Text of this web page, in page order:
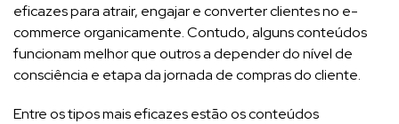
eficazes para atrair, engajar e converter clientes no e-
commerce organicamente. Contudo, alguns conteúdos
funcionam melhor que outros a depender do nível de
consciência e etapa da jornada de compras do cliente.
Entre os tipos mais eficazes estão os conteúdos